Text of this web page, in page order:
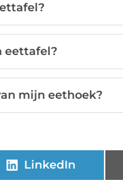
eettafel?
mijn eethoek?
LinkedIn